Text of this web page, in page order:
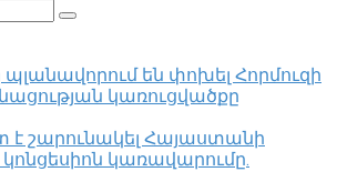
են փոխել Հորմուզի
կառուցվածքը
շարունակել Հայաստանի
կառավարումը.